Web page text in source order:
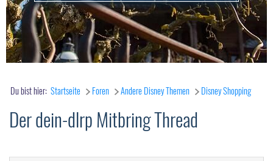
Du bist hier: Startseite Foren Andere Disney Themen Disney Shopping
Der dein-dlrp Mitbring Thread